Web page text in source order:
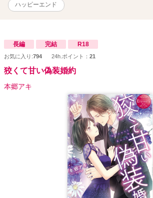
ハッピーエンド
長編 完結 R18
お気に入り:794 24h.ポイント： 21
狡くて甘い偽装婚約
本郷アキ